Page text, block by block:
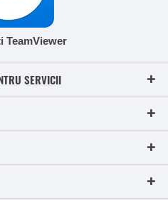
TeamViewer
SERVICII